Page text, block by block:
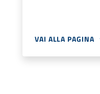
VAI ALLA PAGINA